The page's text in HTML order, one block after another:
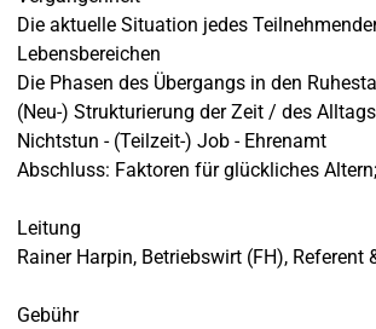
Die aktuelle Situation jedes
Lebensbereichen
Die Phasen des Übergangs in den
(Neu-) Strukturierung der Zeit / des
Nichtstun - (Teilzeit-) Job - Ehrenamt
Abschluss: Faktoren für glückliches
Leitung
Rainer Harpin, Betriebswirt (FH), Referent
Gebühr